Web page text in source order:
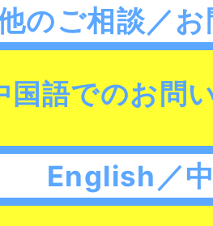
のご相談／
語でのお問
English／